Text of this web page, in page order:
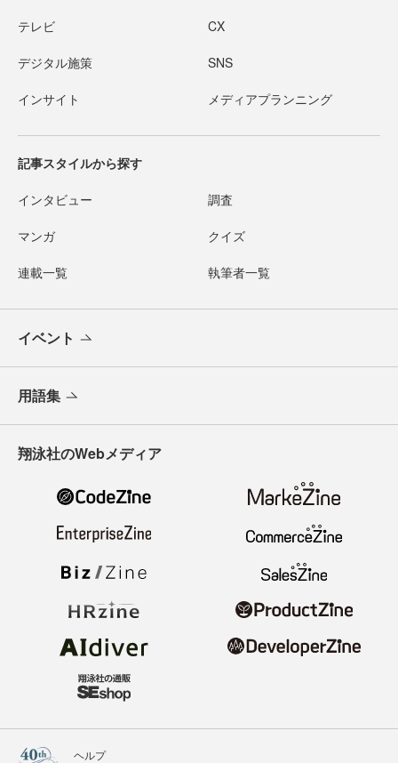
テレビ CX
デジタル施策 SNS
インサイト メディアプランニング
記事スタイルから探す
インタビュー 調査
マンガ クイズ
連載一覧 執筆者一覧
イベント
用語集
翔泳社のWebメディア
ヘルプ